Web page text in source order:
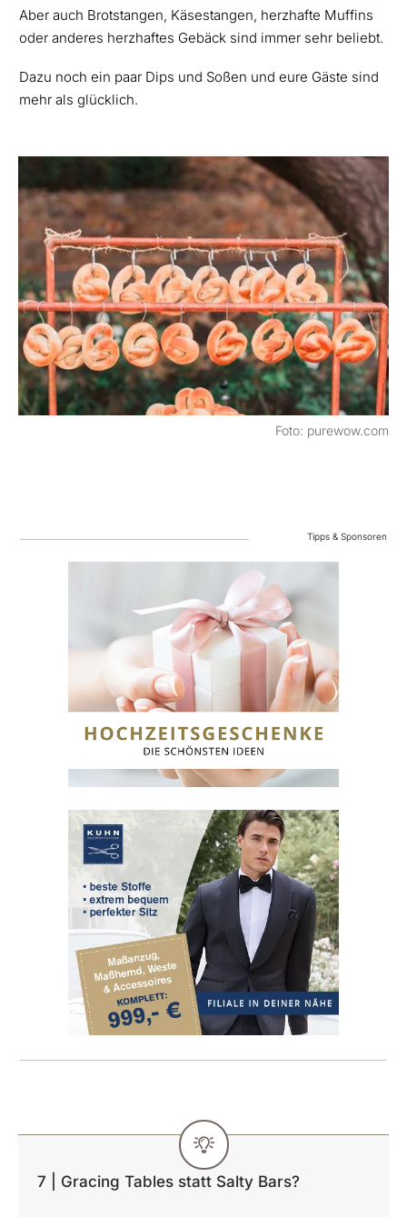
Aber auch Brotstangen, Käsestangen, herzhafte Muffins
oder anderes herzhaftes Gebäck sind immer sehr beliebt.
Dazu noch ein paar Dips und Soßen und eure Gäste sind
mehr als glücklich.
Foto: purewow.com
Tipps & Sponsoren
7 | Gracing Tables statt Salty Bars?